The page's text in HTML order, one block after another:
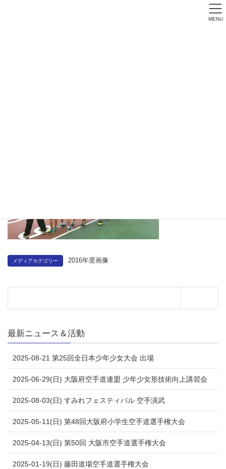
メディアカテゴリー 2016年度画像
最新ニュース＆活動
2025-08-21 第25回全日本少年少女大会 出場
2025-06-29(日) 大阪府空手道連盟 少年少女形技術向上講習会
2025-08-03(日) すみれフェスティバル 空手演武
2025-05-11(日) 第48回大阪府小学生空手道選手権大会
2025-04-13(日) 第50回 大阪市空手道選手権大会
2025-01-19(日) 藤田道場空手道選手権大会
MENU